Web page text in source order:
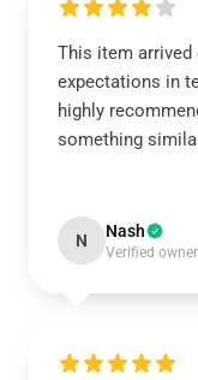
This item arrived
expectations in
highly
something
N Nash
Verified owner